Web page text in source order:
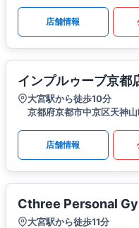
店舗情報
インプルゥーブ京都
大宮駅から徒歩10分
京都府京都市中京区天神
店舗情報
Cthree Personal
大宮駅から徒歩11分